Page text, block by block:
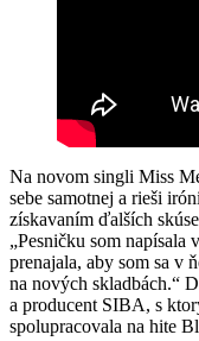
Na novom singli Miss
sebe samotnej a rieši
získavaním ďalších
„Pesničku som napísala
prenajala, aby som sa v
na nových skladbách.“
a producent SIBA, s
spolupracovala na hite